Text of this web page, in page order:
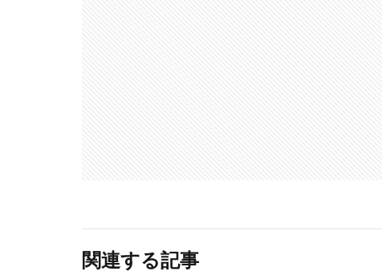
関連する記事